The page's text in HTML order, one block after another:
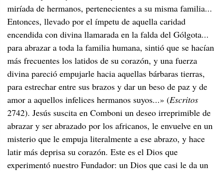
miríada de hermanos, pertenecientes a su misma familia...
Entonces, llevado por el ímpetu de aquella caridad
encendida con divina llamarada en la falda del Gólgota...
para abrazar a toda la familia humana, sintió que se hacían
más frecuentes los latidos de su corazón, y una fuerza
divina pareció empujarle hacia aquellas bárbaras tierras,
para estrechar entre sus brazos y dar un beso de paz y de
amor a aquellos infelices hermanos suyos...» (Escritos
2742). Jesús suscita en Comboni un deseo irreprimible de
abrazar y ser abrazado por los africanos, le envuelve en un
misterio que le empuja literalmente a ese abrazo, y hace
latir más deprisa su corazón. Este es el Dios que
experimentó nuestro Fundador: un Dios que casi le da un